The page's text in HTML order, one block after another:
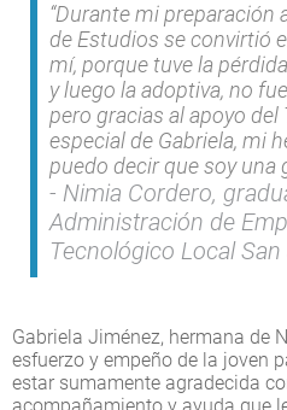
“Durante mi preparación
de Estudios se convirtió
mí, porque tuve la
y luego la adoptiva, no
pero gracias al apoyo del
especial de Gabriela, mi
puedo decir que soy una
Nimia Cordero,
Administración de
Tecnológico Local San
Gabriela Jiménez, hermana de
esfuerzo y empeño de la joven
estar sumamente agradecida